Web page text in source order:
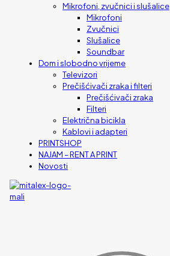
Mikrofoni, zvučnici i slušalice
Mikrofoni
Zvučnici
Slušalice
Soundbar
Dom i slobodno vrijeme
Televizori
Prečišćivači zraka i filteri
Prečišćivači zraka
Filteri
Električna bicikla
Kablovi i adapteri
PRINTSHOP
NAJAM – RENT A PRINT
Novosti